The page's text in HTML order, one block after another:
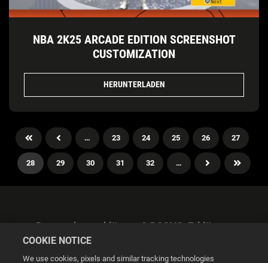
NBA 2K25 ARCADE EDITION SCREENSHOT
CUSTOMIZATION
HERUNTERLADEN
… 23 24 25 26 27
28 29 30 31 32 …
Datenschutzerklärung & DSGVO-Erklärung
COOKIE NOTICE
We use cookies, pixels and similar tracking technologies